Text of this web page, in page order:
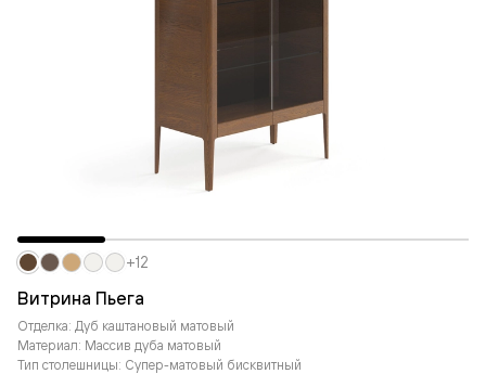
Витрина Пьега
Отделка: Дуб каштановый матовый
Материал: Массив дуба матовый
Тип столешницы: Супер-матовый бисквитный
+12